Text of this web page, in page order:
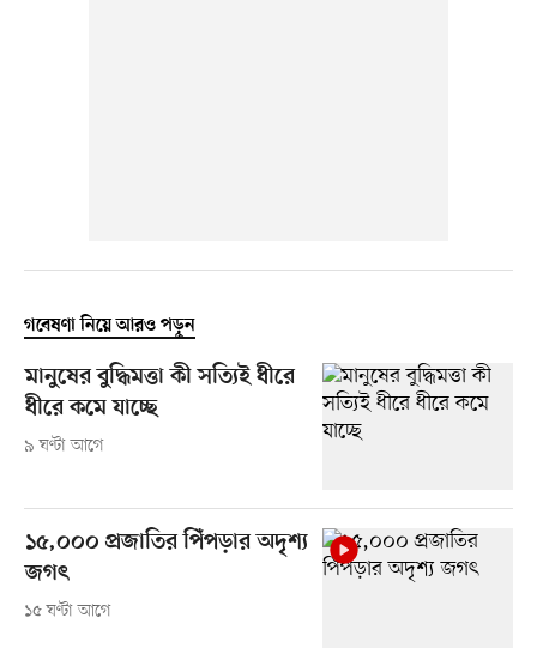
গবেষণা নিয়ে আরও পড়ুন
মানুষের বুদ্ধিমত্তা কী সত্যিই ধীরে
ধীরে কমে যাচ্ছে
৯ ঘণ্টা আগে
১৫,০০০ প্রজাতির পিঁপড়ার অদৃশ্য
জগৎ
১৫ ঘণ্টা আগে